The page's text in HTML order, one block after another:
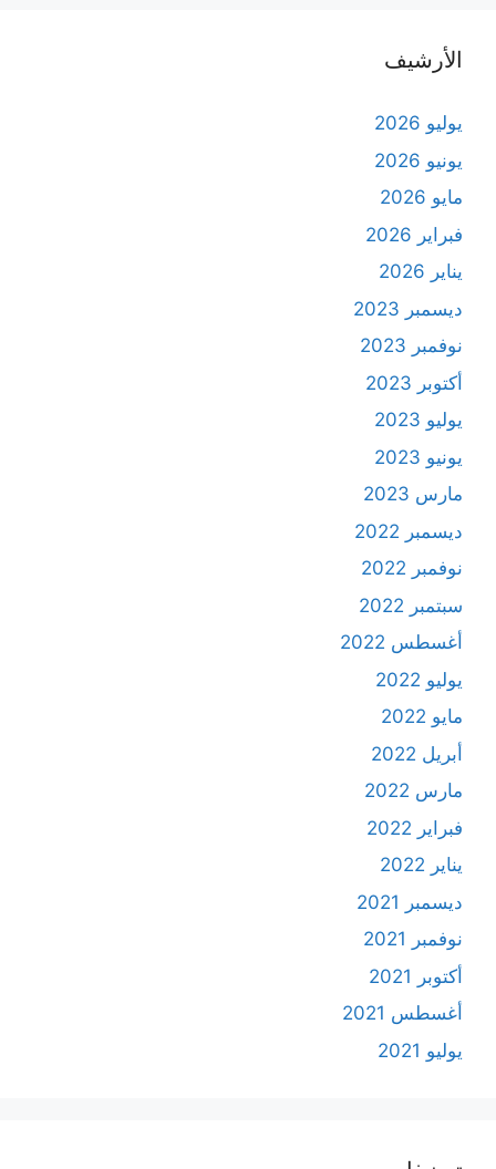
الأرشيف
يوليو 2026
يونيو 2026
مايو 2026
فبراير 2026
يناير 2026
ديسمبر 2023
نوفمبر 2023
أكتوبر 2023
يوليو 2023
يونيو 2023
مارس 2023
ديسمبر 2022
نوفمبر 2022
سبتمبر 2022
أغسطس 2022
يوليو 2022
مايو 2022
أبريل 2022
مارس 2022
فبراير 2022
يناير 2022
ديسمبر 2021
نوفمبر 2021
أكتوبر 2021
أغسطس 2021
يوليو 2021